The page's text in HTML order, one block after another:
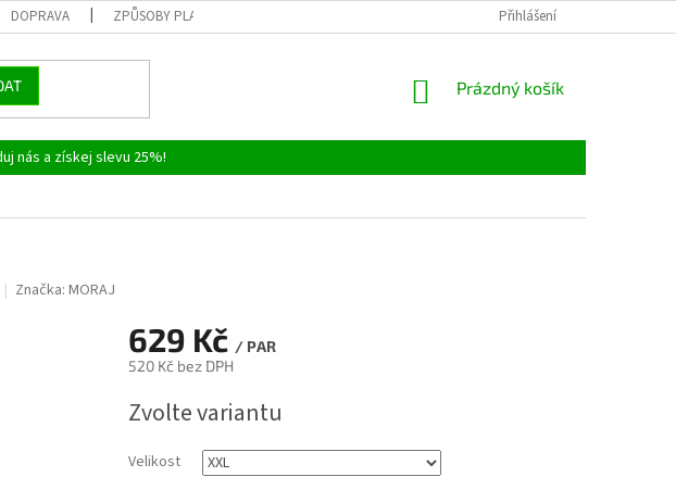
DOPRAVA ZPŮSOBY PLATBY VELKOOBCHOD
Přihlášení
NÁKUPNÍ
Prázdný košík
nás a získej slevu 25%!
Značka:MORAJ
629 Kč / PAR
520 Kč bez DPH
cena:
Zvolte variantu
Velikost